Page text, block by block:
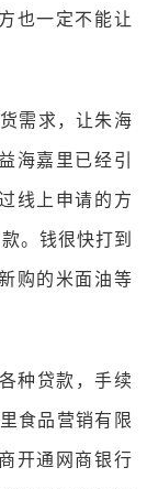
也一定不能让
需求，让朱海
海嘉里已经引
线上申请的方
。钱很快打到
购的米面油等
种贷款，手续
食品营销有限
开通网商银行